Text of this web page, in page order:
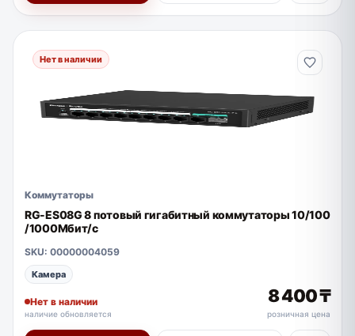
Нет в наличии
Коммутаторы
RG-ES08G 8 потовый гигабитный коммутаторы 10/100
/1000Мбит/с
SKU: 00000004059
Камера
Нет в наличии
наличие обновляется
8 400 ₸
розничная цена